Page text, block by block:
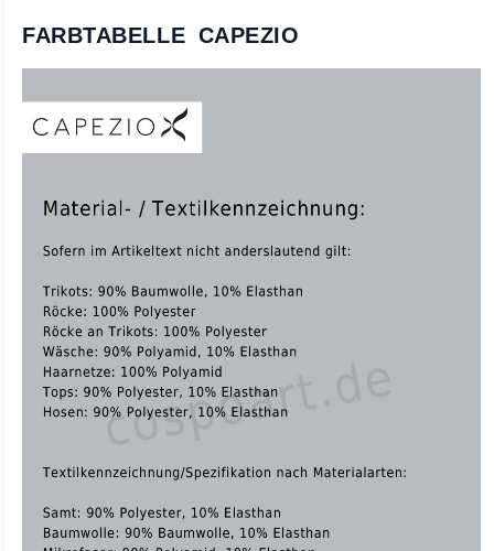
FARBTABELLE CAPEZIO